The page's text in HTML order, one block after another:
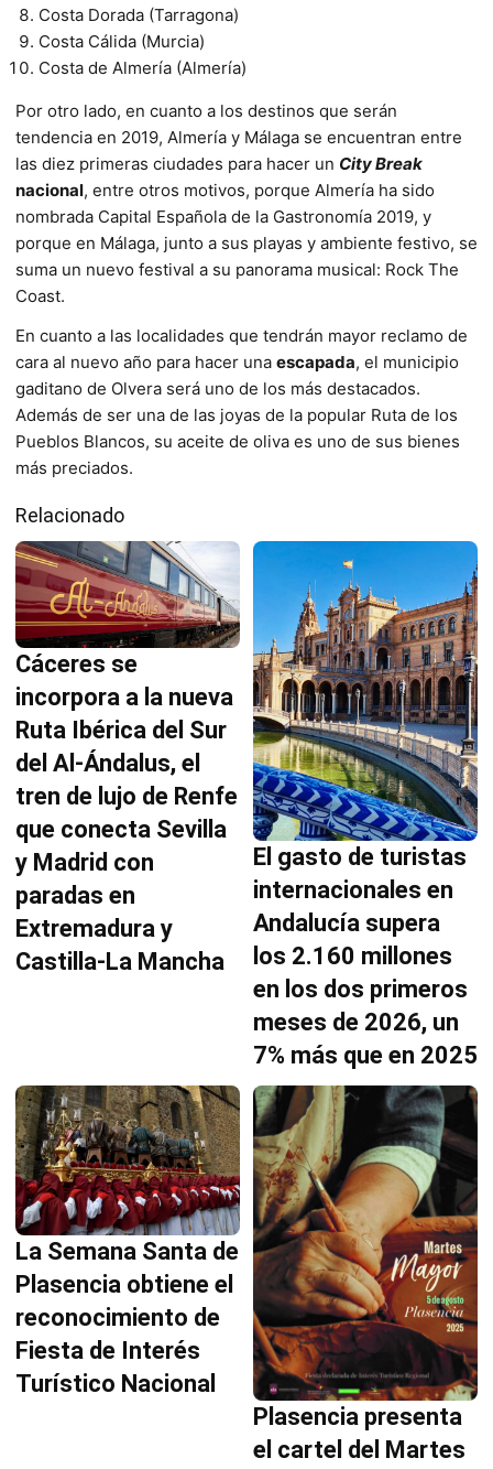
Costa Dorada (Tarragona)
Costa Cálida (Murcia)
Costa de Almería (Almería)
Por otro lado, en cuanto a los destinos que serán
tendencia en 2019, Almería y Málaga se encuentran entre
las diez primeras ciudades para hacer un City Break
nacional, entre otros motivos, porque Almería ha sido
nombrada Capital Española de la Gastronomía 2019, y
porque en Málaga, junto a sus playas y ambiente festivo, se
suma un nuevo festival a su panorama musical: Rock The
Coast.
En cuanto a las localidades que tendrán mayor reclamo de
cara al nuevo año para hacer una escapada, el municipio
gaditano de Olvera será uno de los más destacados.
Además de ser una de las joyas de la popular Ruta de los
Pueblos Blancos, su aceite de oliva es uno de sus bienes
más preciados.
Relacionado
Cáceres se
incorpora a la nueva
Ruta Ibérica del Sur
del Al-Ándalus, el
tren de lujo de Renfe
que conecta Sevilla
y Madrid con
paradas en
Extremadura y
Castilla-La Mancha
El gasto de turistas
internacionales en
Andalucía supera
los 2.160 millones
en los dos primeros
meses de 2026, un
7% más que en 2025
La Semana Santa de
Plasencia obtiene el
reconocimiento de
Fiesta de Interés
Turístico Nacional
Plasencia presenta
el cartel del Martes